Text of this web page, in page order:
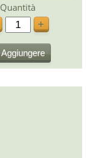
Quantità
+
Aggiungere